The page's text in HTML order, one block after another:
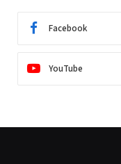
Facebook
YouTube